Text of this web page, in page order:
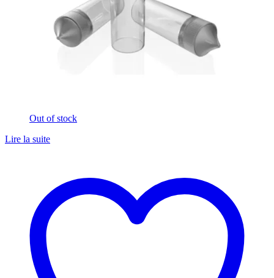
Out of stock
Lire la suite